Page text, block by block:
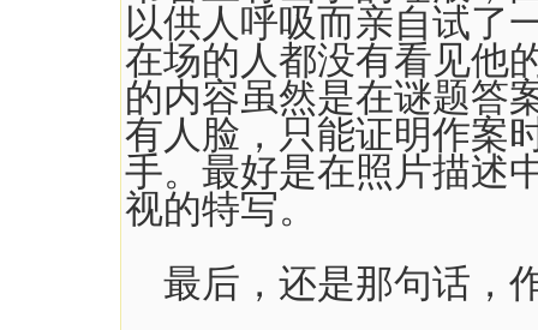
以供人呼吸而亲自试了
在场的人都没有看见他
的内容虽然是在谜题答
有人脸，只能证明作案
手。最好是在照片描述
视的特写。
最后，还是那句话，